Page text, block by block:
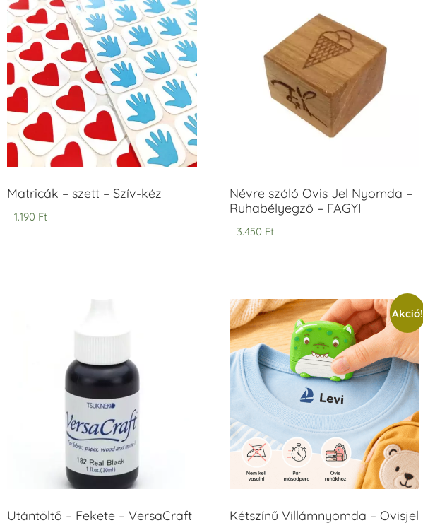
Matricák – szett – Szív-kéz
1.190 Ft
Névre szóló Ovis Jel Nyomda –
Ruhabélyegző – FAGYI
3.450 Ft
Utántöltő – Fekete – VersaCraft
Akció!
Kétszínű Villámnyomda – Ovisjel